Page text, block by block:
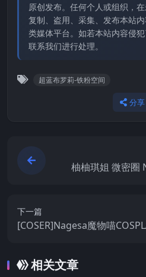
原创发布。任何个人或组织，
复制、盗用、采集、发布本站
类媒体平台。如若本站内容侵
联系我们进行处理。
超蓝布罗莉-铁粉空间
分享
柚柚琪姐 微密圈
下一篇
[COSER]Nagesa魔物喵
相关文章